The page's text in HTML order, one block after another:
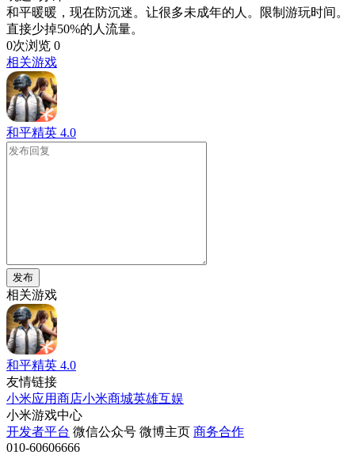
和平暖暖，现在防沉迷。让很多未成年的人。限制游玩时间。
直接少掉50%的人流量。
0次浏览 0
相关游戏
和平精英 4.0
发布
相关游戏
和平精英 4.0
友情链接
小米应用商店小米商城英雄互娱
小米游戏中心
开发者平台 微信公众号 微博主页 商务合作
010-60606666